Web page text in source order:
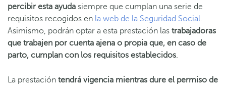
percibir esta ayuda siempre que cumplan una serie de
requisitos recogidos en la web de la Seguridad Social.
Asimismo, podrán optar a esta prestación las trabajadoras
que trabajen por cuenta ajena o propia que, en caso de
parto, cumplan con los requisitos establecidos.
La prestación tendrá vigencia mientras dure el permiso de